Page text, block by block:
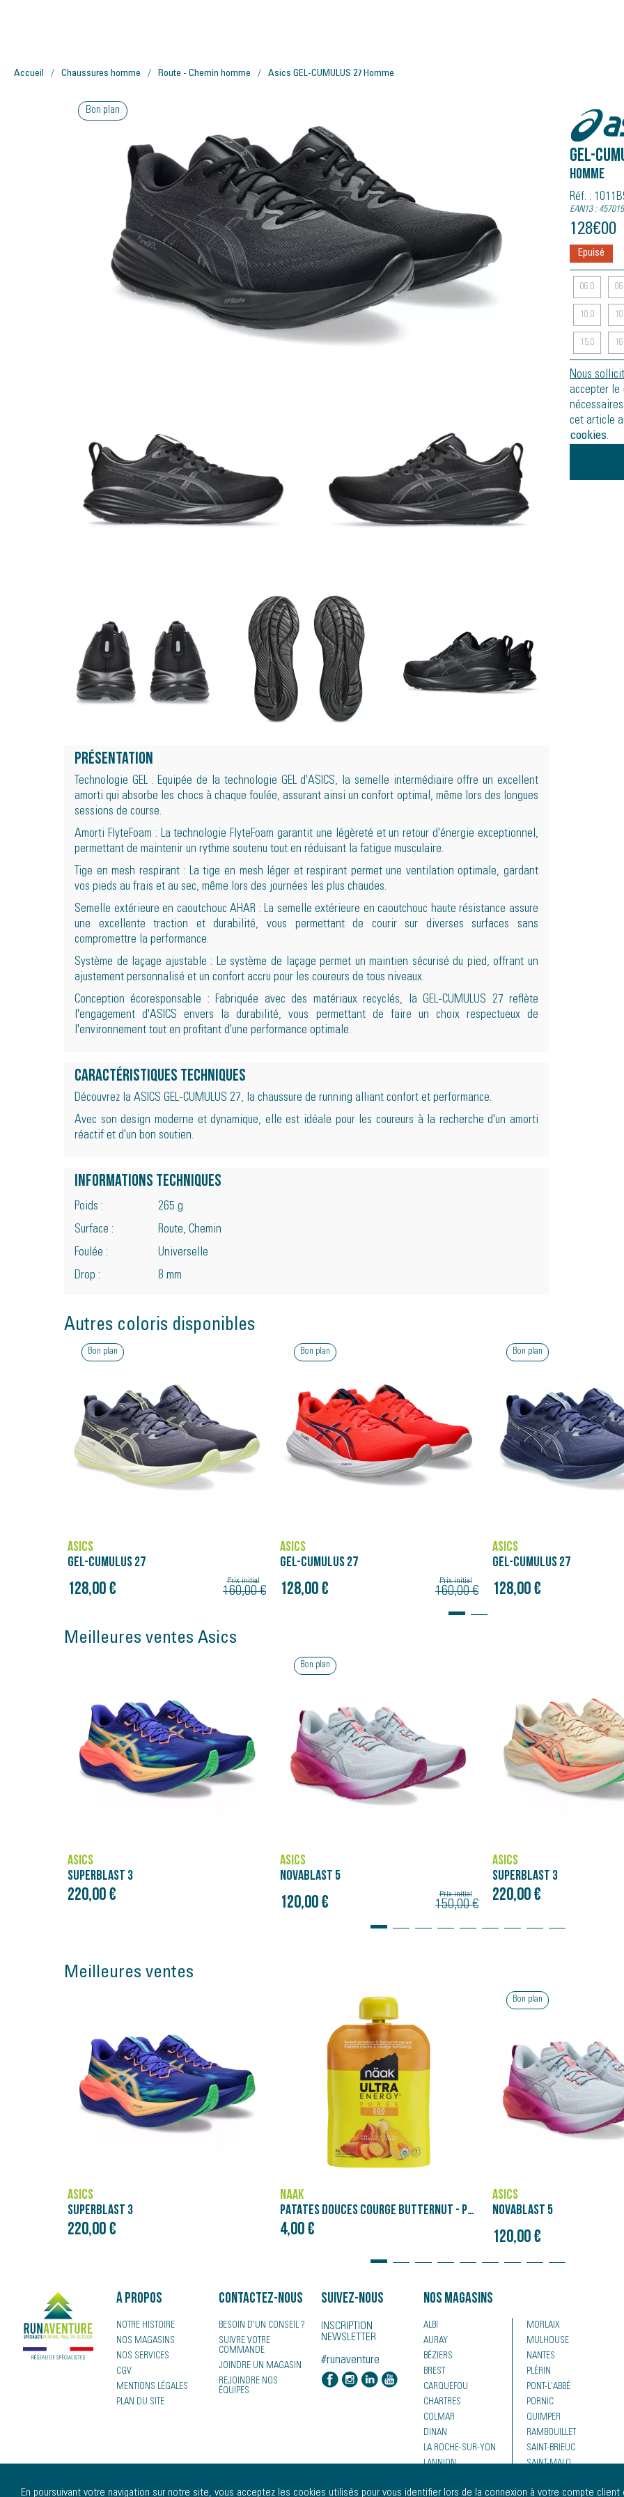
Accueil Chaussures homme Route - Chemin homme Asics GEL-CUMULUS 27 Homme
Asics
GEL-
Homme
Réf. :
EAN13 :
128€00
Epuisé
06.0
10.0
15.0
Nous
accepter le
cet article
cookies.
Bon plan
Présentation
Technologie GEL : Equipée de la technologie GEL d'ASICS, la semelle intermédiaire offre un excellent
amorti qui absorbe les chocs à chaque foulée, assurant ainsi un confort optimal, même lors des longues
sessions de course.
Amorti FlyteFoam : La technologie FlyteFoam garantit une légèreté et un retour d'énergie exceptionnel,
permettant de maintenir un rythme soutenu tout en réduisant la fatigue musculaire.
Tige en mesh respirant : La tige en mesh léger et respirant permet une ventilation optimale, gardant
vos pieds au frais et au sec, même lors des journées les plus chaudes.
Semelle extérieure en caoutchouc AHAR : La semelle extérieure en caoutchouc haute résistance assure
une excellente traction et durabilité, vous permettant de courir sur diverses surfaces sans
compromettre la performance.
Système de laçage ajustable : Le système de laçage permet un maintien sécurisé du pied, offrant un
ajustement personnalisé et un confort accru pour les coureurs de tous niveaux.
Conception écoresponsable : Fabriquée avec des matériaux recyclés, la GEL-CUMULUS 27 reflète
l'engagement d'ASICS envers la durabilité, vous permettant de faire un choix respectueux de
l'environnement tout en profitant d'une performance optimale.
Caractéristiques techniques
Découvrez la ASICS GEL-CUMULUS 27, la chaussure de running alliant confort et performance.
Avec son design moderne et dynamique, elle est idéale pour les coureurs à la recherche d'un amorti
réactif et d'un bon soutien.
Informations techniques
Poids :
265 g
Surface :
Route, Chemin
Foulée :
Universelle
Drop :
8 mm
Autres coloris disponibles
Bon plan
ASICS
GEL-CUMULUS 27
128,00 € Prix initial
160,00 €
Bon plan
ASICS
GEL-CUMULUS 27
128,00 € Prix initial
160,00 €
Bon plan
ASICS
GEL-CUMULUS 27
128,00 €
Meilleures ventes Asics
ASICS
NOVABLAST 5
120,00 €
ASICS
SUPERBLAST 3
220,00 €
ASICS
GEL-NIMBUS 27
160,00 €
Meilleures ventes
NÄAK
4,00 €
ASICS
NOVABLAST 5
120,00 €
Bon plan
SALOMON
GENESIS
120,00 €
À propos
NOTRE HISTOIRE
NOS MAGASINS
NOS SERVICES
CGV
MENTIONS LÉGALES
PLAN DU SITE
Contactez-nous
BESOIN D'UN CONSEIL ?
SUIVRE VOTRE
COMMANDE
JOINDRE UN MAGASIN
REJOINDRE NOS
ÉQUIPES
Suivez-nous
INSCRIPTION
NEWSLETTER
#runaventure
Nos magasins
ALBI
AURAY
BÉZIERS
BREST
CARQUEFOU
CHARTRES
COLMAR
DINAN
LA ROCHE-SUR-YON
LANNION
LORIENT
MORLAIX
MULHOUSE
NANTES
PLÉRIN
PONT-L'ABBÉ
PORNIC
QUIMPER
RAMBOUILLET
SAINT-BRIEUC
SAINT-MALO
VALENCIENNES
En poursuivant votre navigation sur notre site, vous acceptez les cookies utilisés pour vous identifier lors de la connexion à votre compte